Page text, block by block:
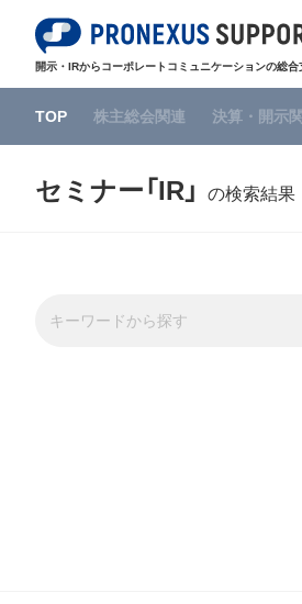
開示・IRからコーポレートコミュニケーションの総合
TOP 株主総会関連 決算・開示
セミナー「IR」 の検索結果